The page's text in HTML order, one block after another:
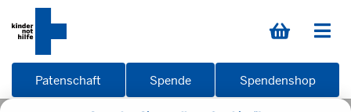
Patenschaft Spende Spendenshop